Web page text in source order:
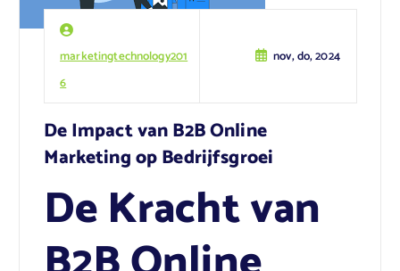
marketingtechnology201
6
nov, do, 2024
De Impact van B2B Online
Marketing op Bedrijfsgroei
De Kracht van